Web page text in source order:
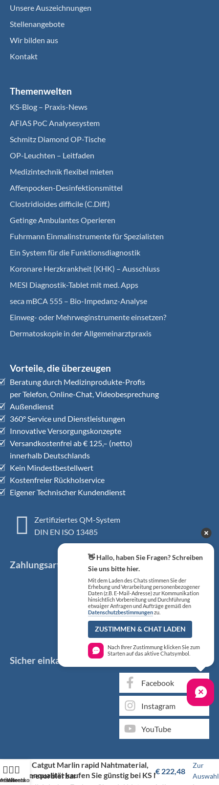
Unsere Auszeichnungen
Stellenangebote
Wir bilden aus
Kontakt
Themenwelten
KS-Blog – Praxis-News
AFIAS PoC Analysesystem
Schmitz Diamond OP-Tische
OP-Leuchten – Leitfaden
Medizintechnik flexibel mieten
Affenpocken-Desinfektionsmittel
Clostridioides difficile (C.Diff.)
Getinge Ambulantes Operieren
Fuhrmann Einmalinstrumente für Spezialisten
Ein System für die Funktionsdiagnostik
Koro­nare Herz­krank­heit (KHK) – Ausschluss
MESI Diagnostik-Tablet mit med. Apps
seca mBCA 555 – Bio-Impedanz-Analyse
Einweg- oder Mehrweginstrumente einsetzen?
Dermatoskopie in der Allgemeinarztpraxis
Vorteile, die überzeugen
Beratung durch Medizinprodukte-Profis
per Telefon, Online-Chat, Videobesprechung
Außendienst
360° Service und Dienstleistungen
Innovative Versorgungskonzepte
Versandkostenfrei ab € 125,– (netto)
innerhalb Deutschlands
Kein Mindestbestellwert
Kostenfreier Rückholservice
Eigener Technischer Kundendienst
Zertifiziertes QM-System
DIN EN ISO 13485
Zahlungsarten
Sicher einkaufen
Facebook
Instagram
YouTube
Markenqualität kaufen Sie günstig bei KS Medizintechnik
Konto
Warenkorb
Catgut Marlin rapid Nahtmaterial,
resorbierbar
€ 222,48
Zur
Auswahl
👋 Hallo, haben Sie Fragen? Schreiben
Sie uns bitte hier.
Mit dem Laden des Chats stimmen Sie der
Erhebung und Verarbeitung personenbezogener
Daten (z.B. E-Mail-Adresse) zur Kommunikation
hinsichtlich Vorbereitung und Durchführung
etwaiger Anfragen und Aufträge gemäß den
Datenschutzbestimmungenzu.
ZUSTIMMEN & CHAT LADEN
Nach Ihrer Zustimmung klicken Sie zum
Starten auf das aktive Chatsymbol.